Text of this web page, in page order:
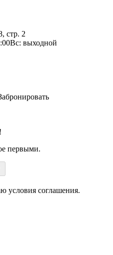
стр. 2
выходной
первыми.
условия соглашения.